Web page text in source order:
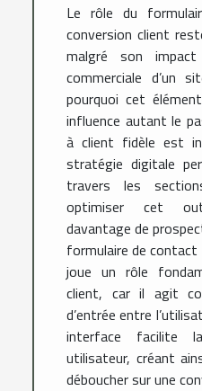
Le rôle du
conversion client
malgré son
commerciale d’un
pourquoi cet
influence autant le
à client fidèle est
stratégie digitale
travers les
optimiser cet
davantage de
formulaire de
joue un rôle
client, car il agit
d’entrée entre
interface facilite
utilisateur, créant
déboucher sur une